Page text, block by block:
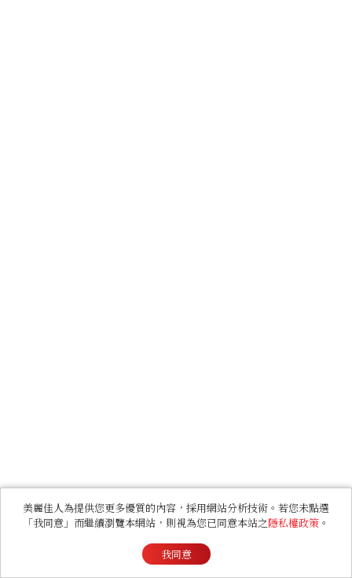
美麗佳人為提供您更多優質的內容，採用網站分析技術。若您未點選
「我同意」而繼續瀏覽本網站，則視為您已同意本站之隱私權政策 。
我同意